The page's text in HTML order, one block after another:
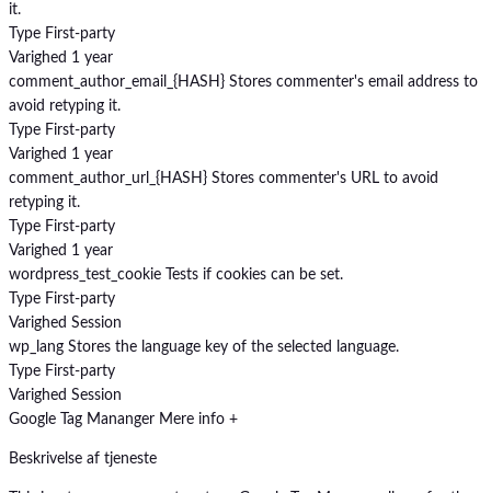
it.
Type First-party
Varighed 1 year
comment_author_email_{HASH} Stores commenter's email address to
avoid retyping it.
Type First-party
Varighed 1 year
comment_author_url_{HASH} Stores commenter's URL to avoid
retyping it.
Type First-party
Varighed 1 year
wordpress_test_cookie
Tests if cookies can be set.
Type First-party
Varighed Session
wp_lang Stores the language key of the selected language.
Type First-party
Varighed Session
Google Tag Mananger Mere info +
Beskrivelse af tjeneste